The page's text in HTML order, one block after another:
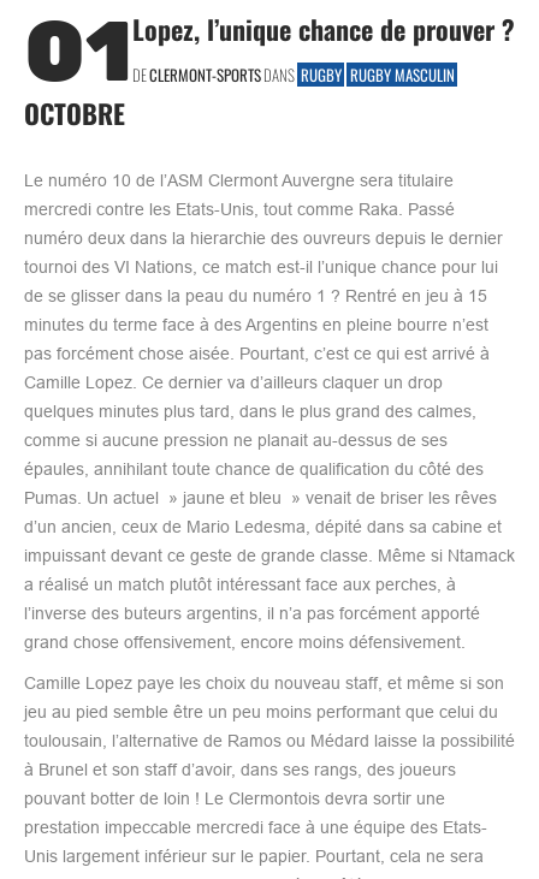
01
OCTOBRE
Lopez, l’unique chance de prouver ?
DECLERMONT-SPORTSDANS RUGBY RUGBY MASCULIN
Le numéro 10 de l’ASM Clermont Auvergne sera titulaire
mercredi contre les Etats-Unis, tout comme Raka. Passé
numéro deux dans la hierarchie des ouvreurs depuis le dernier
tournoi des VI Nations, ce match est-il l’unique chance pour lui
de se glisser dans la peau du numéro 1 ? Rentré en jeu à 15
minutes du terme face à des Argentins en pleine bourre n’est
pas forcément chose aisée. Pourtant, c’est ce qui est arrivé à
Camille Lopez. Ce dernier va d’ailleurs claquer un drop
quelques minutes plus tard, dans le plus grand des calmes,
comme si aucune pression ne planait au-dessus de ses
épaules, annihilant toute chance de qualification du côté des
Pumas. Un actuel » jaune et bleu » venait de briser les rêves
d’un ancien, ceux de Mario Ledesma, dépité dans sa cabine et
impuissant devant ce geste de grande classe. Même si Ntamack
a réalisé un match plutôt intéressant face aux perches, à
l’inverse des buteurs argentins, il n’a pas forcément apporté
grand chose offensivement, encore moins défensivement.
Camille Lopez paye les choix du nouveau staff, et même si son
jeu au pied semble être un peu moins performant que celui du
toulousain, l’alternative de Ramos ou Médard laisse la possibilité
à Brunel et son staff d’avoir, dans ses rangs, des joueurs
pouvant botter de loin ! Le Clermontois devra sortir une
prestation impeccable mercredi face à une équipe des Etats-
Unis largement inférieur sur le papier. Pourtant, cela ne sera